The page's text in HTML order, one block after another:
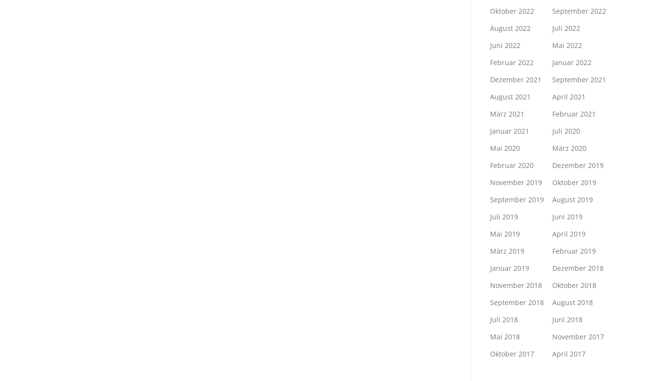
Oktober 2022
September 2022
August 2022
Juli 2022
Juni 2022
Mai 2022
Februar 2022
Januar 2022
Dezember 2021
September 2021
August 2021
April 2021
März 2021
Februar 2021
Januar 2021
Juli 2020
Mai 2020
März 2020
Februar 2020
Dezember 2019
November 2019
Oktober 2019
September 2019
August 2019
Juli 2019
Juni 2019
Mai 2019
April 2019
März 2019
Februar 2019
Januar 2019
Dezember 2018
November 2018
Oktober 2018
September 2018
August 2018
Juli 2018
Juni 2018
Mai 2018
November 2017
Oktober 2017
April 2017